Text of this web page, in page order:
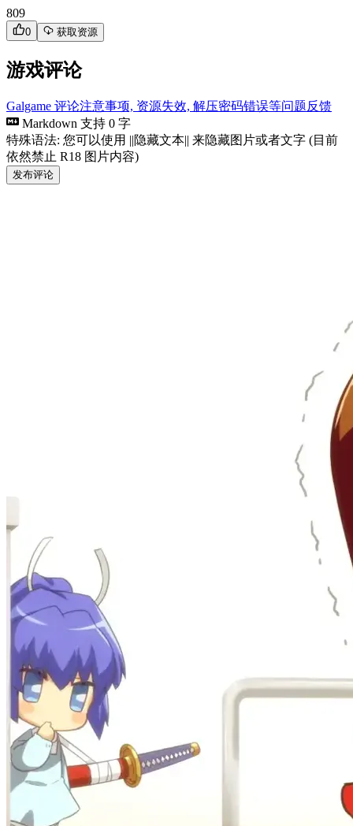
809
0 获取资源
游戏评论
Galgame 评论注意事项, 资源失效, 解压密码错误等问题反馈
Markdown 支持 0 字
特殊语法: 您可以使用 ||隐藏文本|| 来隐藏图片或者文字 (目前
依然禁止 R18 图片内容)
发布评论